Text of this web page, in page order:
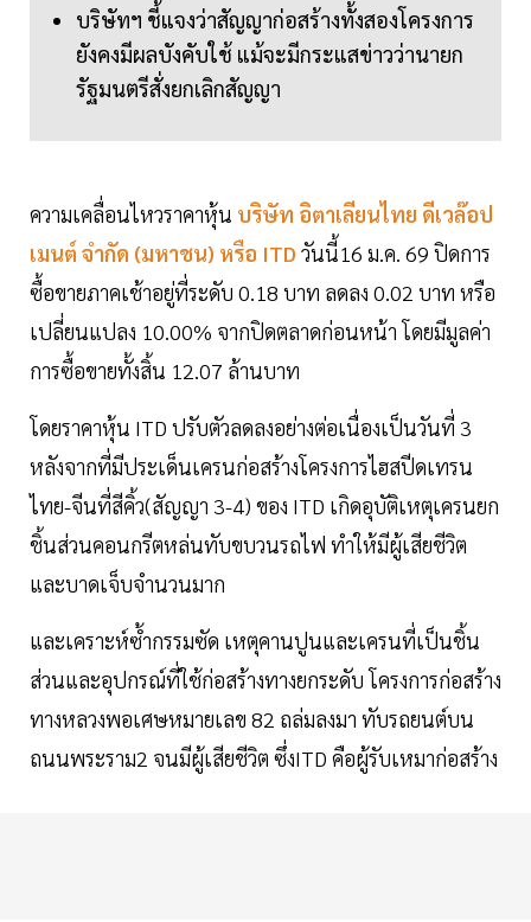
บริษัทฯ ชี้แจงว่าสัญญาก่อสร้างทั้งสองโครงการ
ยังคงมีผลบังคับใช้ แม้จะมีกระแสข่าวว่านายก
รัฐมนตรีสั่งยกเลิกสัญญา
ความเคลื่อนไหวราคาหุ้น บริษัท อิตาเลียนไทย ดีเวล๊อป
เมนต์ จำกัด (มหาชน) หรือ ITD วันนี้16 ม.ค. 69 ปิดการ
ซื้อขายภาคเช้าอยู่ที่ระดับ 0.18 บาท ลดลง 0.02 บาท หรือ
เปลี่ยนแปลง 10.00% จากปิดตลาดก่อนหน้า โดยมีมูลค่า
การซื้อขายทั้งสิ้น 12.07 ล้านบาท
โดยราคาหุ้น ITD ปรับตัวลดลงอย่างต่อเนื่องเป็นวันที่ 3
หลังจากที่มีประเด็นเครนก่อสร้างโครงการไฮสปีดเทรน
ไทย-จีนที่สีคิ้ว(สัญญา 3-4) ของ ITD เกิดอุบัติเหตุเครนยก
ชิ้นส่วนคอนกรีตหล่นทับขบวนรถไฟ ทำให้มีผู้เสียชีวิต
และบาดเจ็บจำนวนมาก
และเคราะห์ซ้ำกรรมซัด เหตุคานปูนและเครนที่เป็นชิ้น
ส่วนและอุปกรณ์ที่ใช้ก่อสร้างทางยกระดับ โครงการก่อสร้าง
ทางหลวงพอเศษหมายเลข 82 ถล่มลงมา ทับรถยนต์บน
ถนนพระราม2 จนมีผู้เสียชีวิต ซึ่งITD คือผู้รับเหมาก่อสร้าง